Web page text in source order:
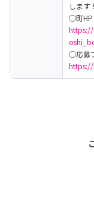
します！
https://